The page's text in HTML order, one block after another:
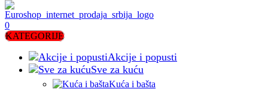
0
KATEGORIJE
Akcije i popusti
Sve za kuću
Kuća i bašta